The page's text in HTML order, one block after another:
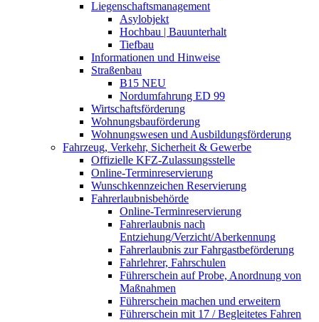
Liegenschaftsmanagement
Asylobjekt
Hochbau | Bauunterhalt
Tiefbau
Informationen und Hinweise
Straßenbau
B15 NEU
Nordumfahrung ED 99
Wirtschaftsförderung
Wohnungsbauförderung
Wohnungswesen und Ausbildungsförderung
Fahrzeug, Verkehr, Sicherheit & Gewerbe
Offizielle KFZ-Zulassungsstelle
Online-Terminreservierung
Wunschkennzeichen Reservierung
Fahrerlaubnisbehörde
Online-Terminreservierung
Fahrerlaubnis nach
Entziehung/Verzicht/Aberkennung
Fahrerlaubnis zur Fahrgastbeförderung
Fahrlehrer, Fahrschulen
Führerschein auf Probe, Anordnung von
Maßnahmen
Führerschein machen und erweitern
Führerschein mit 17 / Begleitetes Fahren